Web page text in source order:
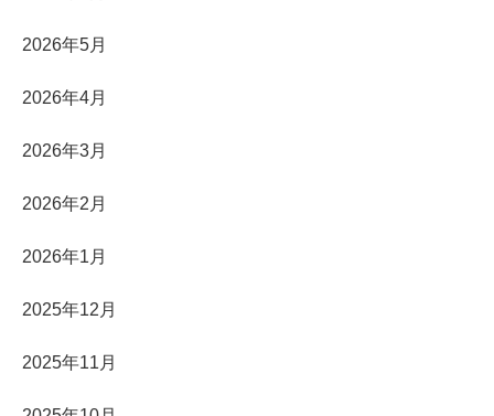
2026年5月
2026年4月
2026年3月
2026年2月
2026年1月
2025年12月
2025年11月